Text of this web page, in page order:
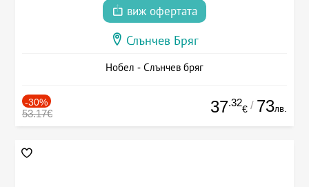
виж офертата
Слънчев Бряг
Нобел - Слънчев бряг
-30%
53.17€ 37.32
€ / 73лв.